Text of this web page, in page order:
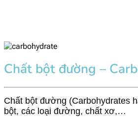
Chất bột đường –
Chất bột đường (Carbohydrates
bột, các loại đường, chất xơ,…